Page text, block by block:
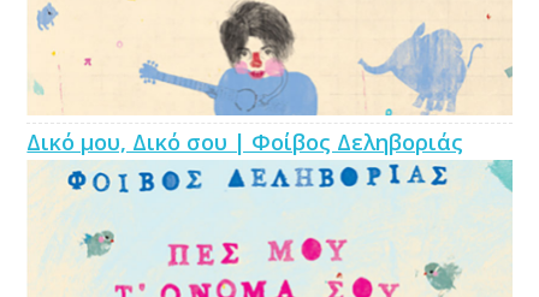
Δικό μου, Δικό σου | Φοίβος Δεληβοριάς